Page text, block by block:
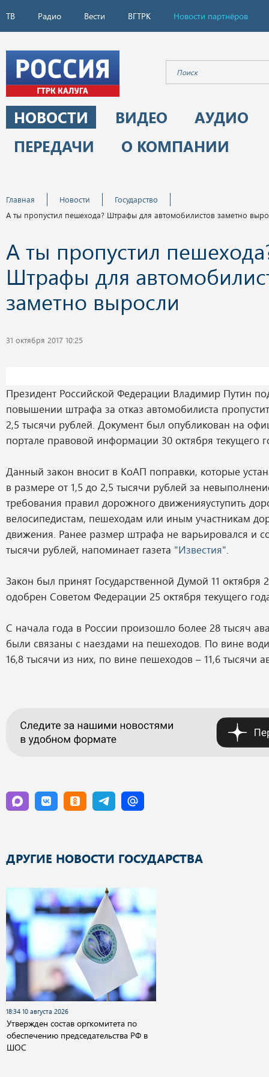
ТВ Радио Вести ВГТРК Новости партнёров
НОВОСТИ ВИДЕО
АУДИО
ПЕРЕДАЧИ
О КОМПАНИИ
Главная Новости
Государство
А ты пропустил пешехода? Штрафы для автомобилистов заметно
А ты пропустил
Штрафы для
заметно выросли
31 октября 2017 10:25
Президент Российской Федерации Владимир Путин
повышении штрафа за отказ автомобилиста
2,5 тысячи рублей. Документ был опубликован на
портале правовой информации 30 октября текущего
Данный закон вносит в КоАП поправки, которые
в размере от 1,5 до 2,5 тысячи рублей за
требования правил дорожного движенияуступить
велосипедистам, пешеходам или иным участникам
движения. Ранее размер штрафа не варьировался и
тысячи рублей, напоминает газета "Известия"
Закон был принят Государственной Думой 11 октября
одобрен Советом Федерации 25 октября текущего
С начала года в России произошло более 28 тысяч
были связаны с наездами на пешеходов. По вине
16,8 тысячи из них, по вине пешеходов – 11,6 тысячи
ДРУГИЕ НОВОСТИ ГОСУДАРСТВА
18:34 10 августа 2026
Утвержден состав оргкомитета по
обеспечению председательства РФ в
ШОС